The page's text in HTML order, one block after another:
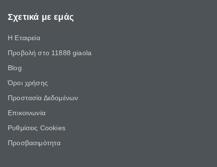
Σχετικά με εμάς
Η Εταιρεία
Προβολή στο 11888 giaola
Blog
Όροι χρήσης
Προστασία Δεδομένων
Επικοινωνία
Ρυθμίσεις Cookies
Προσβασιμότητα